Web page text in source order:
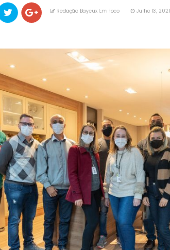
Redação Bayeux Em Foco Julho 13, 2021